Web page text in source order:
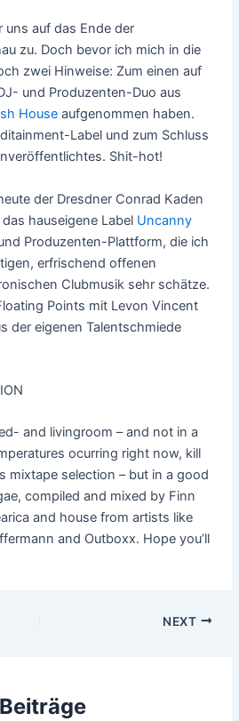
uns auf das Ende der
zu. Doch bevor ich mich in die
zwei Hinweise: Zum einen auf
und Produzenten-Duo aus
House aufgenommen haben.
Label und zum Schluss
Shit-hot!
der Dresdner Conrad Kaden
hauseigene Label Uncanny
Produzenten-Plattform, die ich
erfrischend offenen
Clubmusik sehr schätze.
Points mit Levon Vincent
der eigenen Talentschmiede
and livingroom – and not in a
ocurring right now, kill
mixtape selection – but in a good
compiled and mixed by Finn
and house from artists like
and Outboxx. Hope you’ll
NEXT